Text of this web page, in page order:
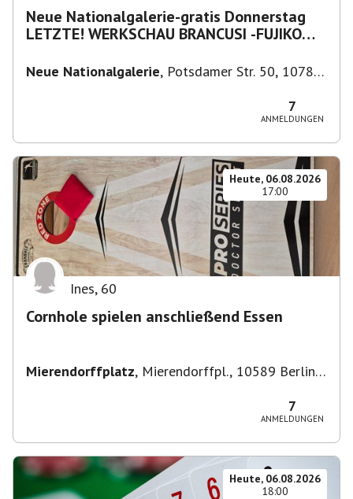
Neue Nationalgalerie-gratis Donnerstag
LETZTE! WERKSCHAU BRANCUSI -FUJIKO
Neue Nationalgalerie, Potsdamer Str. 50, 10785
7
ANMELDUNGEN
Heute, 06.08.2026
17:00
Ines, 60
Cornhole spielen anschließend Essen
Mierendorffplatz, Mierendorffpl., 10589 Berlin-
7
ANMELDUNGEN
Heute, 06.08.2026
18:00